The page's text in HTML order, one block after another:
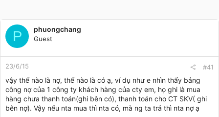
r
P phuongchang
Guest
23/6/15 #41
vậy thế nào là nợ, thế nào là có ạ, ví dụ như e nhìn thấy bảng
công nợ của 1 công ty khách hàng của cty em, họ ghi là mua
hàng chưa thanh toán(ghi bên có), thanh toán cho CT SKV( ghi
bên nợ). Vậy nếu nta mua thì nta có, mà ng ta trả thì nta nợ ạ